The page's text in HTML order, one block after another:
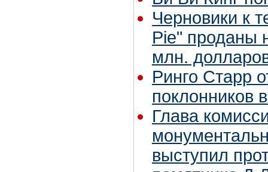
Черновики к
Pie" проданы
млн.
Ринго Старр
поклонников
Глава
выступил